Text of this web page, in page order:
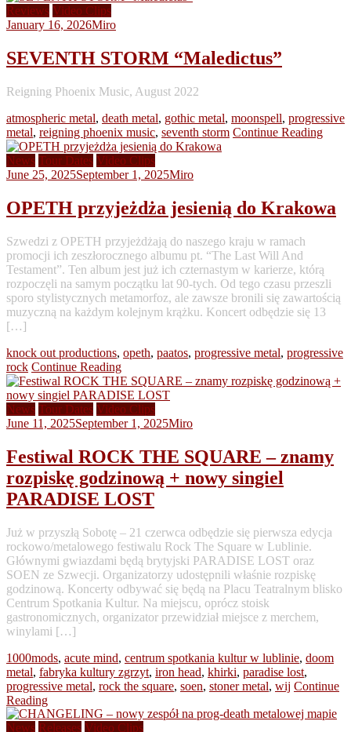
Reviews Video Clips
January 16, 2026Miro
SEVENTH STORM “Maledictus”
Reigning Phoenix Music, August 2022
atmospheric metal, death metal, gothic metal, moonspell, progressive
metal, reigning phoenix music, seventh storm Continue Reading
News Tour Dates Video Clips
June 25, 2025September 1, 2025Miro
OPETH przyjeżdża jesienią do Krakowa
Szwedzi z OPETH przyjeżdżają do naszego kraju w ramach
promocji ich zeszłorocznego albumu pt. “The Last Will And
Testament”. Ten album jest już ich czternastym w karierze, którą
rozpoczęli na samym początku lat 90-tych. Od tego czasu przeszli
sporo stylistycznych metamorfoz, ale zawsze bronili się zawartością
muzyczną na każdym kolejnym krążku. Koncert odbędzie się 13
[…]
knock out productions, opeth, paatos, progressive metal, progressive
rock Continue Reading
News Tour Dates Video Clips
June 11, 2025September 1, 2025Miro
Festiwal ROCK THE SQUARE – znamy
rozpiskę godzinową + nowy singiel
PARADISE LOST
Już w przyszłą Sobotę – 21 czerwca odbędzie się pierwsza edycja
rockowo/metalowego festiwalu Rock The Square w Lublinie.
Głównymi gwiazdami będą brytyjski PARADISE LOST oraz
SOEN ze Szwecji. Organizatorzy udostępnili właśnie rozpiskę
godzinową. Koncerty odbywać się będą na Placu Teatralnym blisko
Centrum Spotkania Kultur. Na miejscu, oprócz stoisk
gastronomicznych, organizator przewidział miejsce z merchem,
winylami […]
1000mods, acute mind, centrum spotkania kultur w lublinie, doom
metal, fabryka kultury zgrzyt, iron head, khirki, paradise lost,
progressive metal, rock the square, soen, stoner metal, wij Continue
Reading
News Releases Video Clips